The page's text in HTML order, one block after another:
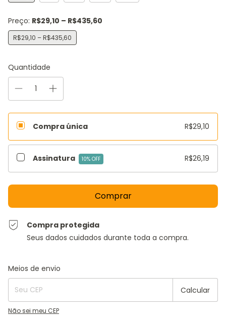
Preço: R$29,10 – R$435,60
R$29,10 – R$435,60
Quantidade
Compra única R$29,10
Assinatura 10% OFF R$26,19
Compra protegida
Seus dados cuidados durante toda a compra.
Entregas para o CEP:
Meios de envio
Calcular
Não sei meu CEP